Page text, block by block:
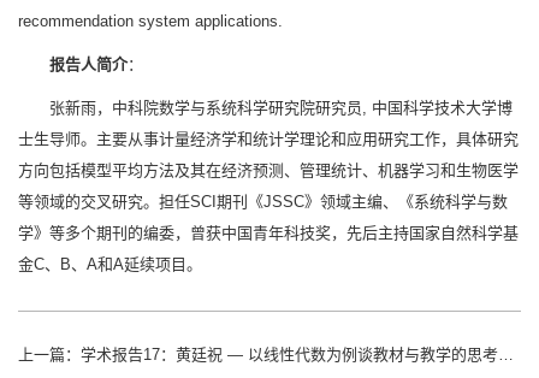
recommendation system applications.
报告人简介：
张新雨，中科院数学与系统科学研究院研究员, 中国科学技术大学博
士生导师。主要从事计量经济学和统计学理论和应用研究工作，具体研究
方向包括模型平均方法及其在经济预测、管理统计、机器学习和生物医学
等领域的交叉研究。担任SCI期刊《JSSC》领域主编、《系统科学与数
学》等多个期刊的编委，曾获中国青年科技奖，先后主持国家自然科学基
金C、B、A和A延续项目。
上一篇： 学术报告17：黄廷祝 — 以线性代数为例谈教材与教学的思考与实践，兼谈适应AI时代的数学教学